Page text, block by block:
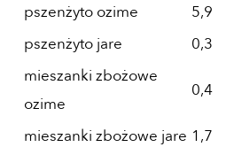
pszenżyto ozime
5,9
pszenżyto jare
0,3
mieszanki zbożowe
ozime
0,4
mieszanki zbożowe jare 1,7